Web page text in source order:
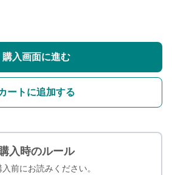
購入画面に進む
ートに追加する
入時のルール
前にお読みください。